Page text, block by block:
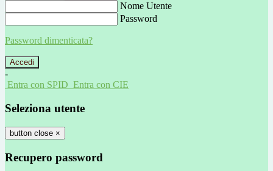
Nome Utente
Password
Password dimenticata?
-
Entra con SPID Entra con CIE
Seleziona utente
button close ×
Recupero password